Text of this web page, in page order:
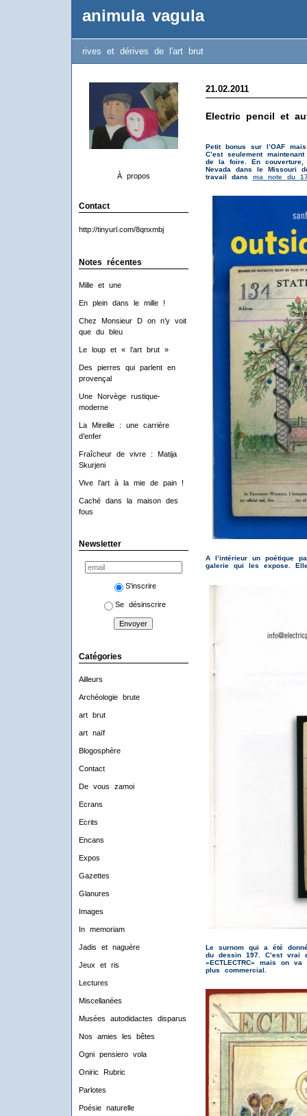
animula vagula
rives et dérives de l'art brut
À propos
Contact
http://tinyurl.com/8qnxmbj
Notes récentes
Mille et une
En plein dans le mille !
Chez Monsieur D on n’y voit
que du bleu
Le loup et « l’art brut »
Des pierres qui parlent en
provençal
Une Norvège rustique-
moderne
La Mireille : une carrière
d’enfer
Fraîcheur de vivre : Matija
Skurjeni
Vive l’art à la mie de pain !
Caché dans la maison des
fous
Newsletter
S'inscrire
Se désinscrire
Catégories
Ailleurs
Archéologie brute
art brut
art naïf
Blogosphère
Contact
De vous zamoi
Ecrans
Ecrits
Encans
Expos
Gazettes
Glanures
Images
In memoriam
Jadis et naguère
Jeux et ris
Lectures
Miscellanées
Musées autodidactes disparus
Nos amies les bêtes
Ogni pensiero vola
Oniric Rubric
Parlotes
Poésie naturelle
21.02.2011
Electric pencil et
Petit bonus sur l’OAF
C’est seulement
de la foire. En
Nevada dans le Missouri
travail dans ma note du
A l’intérieur un poétique
galerie qui les expose.
Le surnom qui a été
du dessin 197. C’est
«ECTLECTRC» mais on
plus commercial.